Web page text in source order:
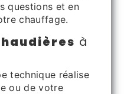
questions et en
chauffage.
à
technique réalise
ou de votre